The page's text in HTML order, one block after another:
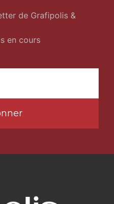
de Grafipolis &
en cours